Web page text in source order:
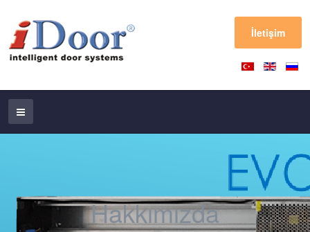
İletişim
Hakkımızda